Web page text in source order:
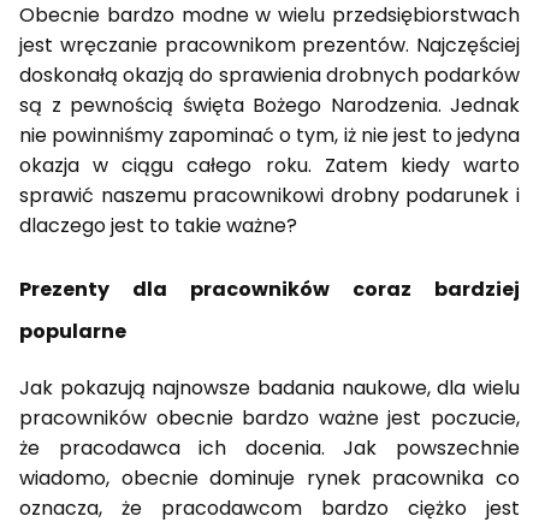
Obecnie bardzo modne w wielu przedsiębiorstwach
jest wręczanie pracownikom prezentów. Najczęściej
doskonałą okazją do sprawienia drobnych podarków
są z pewnością święta Bożego Narodzenia. Jednak
nie powinniśmy zapominać o tym, iż nie jest to jedyna
okazja w ciągu całego roku. Zatem kiedy warto
sprawić naszemu pracownikowi drobny podarunek i
dlaczego jest to takie ważne?
Prezenty dla pracowników coraz bardziej
popularne
Jak pokazują najnowsze badania naukowe, dla wielu
pracowników obecnie bardzo ważne jest poczucie,
że pracodawca ich docenia. Jak powszechnie
wiadomo, obecnie dominuje rynek pracownika co
oznacza, że pracodawcom bardzo ciężko jest